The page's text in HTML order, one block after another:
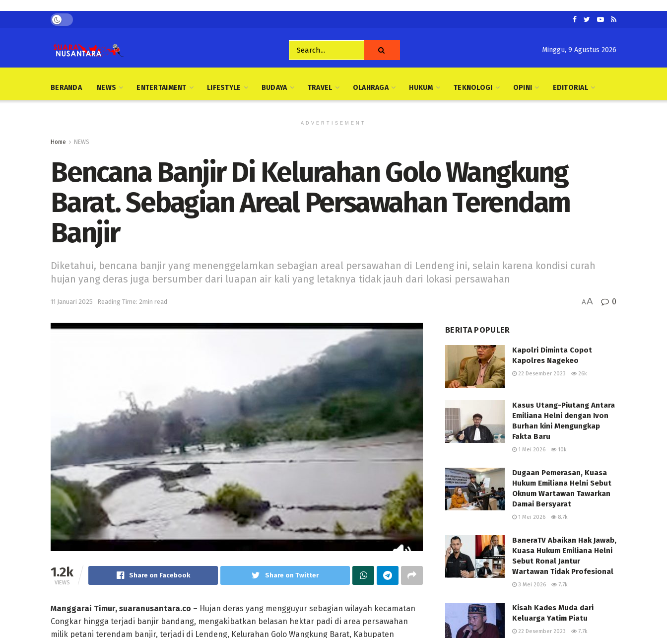
Minggu, 9 Agustus 2026
BERANDA NEWS ENTERTAIMENT LIFESTYLE BUDAYA TRAVEL OLAHRAGA HUKUM TEKNOLOGI OPINI EDITORIAL
ADVERTISEMENT
Home NEWS
Bencana Banjir Di Kelurahan Golo Wangkung
Barat. Sebagian Areal Persawahan Terendam
Banjir
Diketahui, bencana banjir yang menenggelamkan sebagian areal persawahan di Lendeng ini, selain karena kondisi curah
hujan yang deras juga bersumber dari luapan air kali yang letaknya tidak jauh dari lokasi persawahan
11 Januari 2025 Reading Time: 2min read AA 0
1.2k
VIEWS
Share on Facebook Share on Twitter
Manggarai Timur, suaranusantara.co – Hujan deras yang mengguyur sebagian wilayah kecamatan
Congkar hingga terjadi banjir bandang, mengakibatkan belasan hektar padi di area persawahan
milik petani terendam banjir, terjadi di Lendeng, Kelurahan Golo Wangkung Barat, Kabupaten
BERITA POPULER
Kapolri Diminta Copot
Kapolres Nagekeo
22 Desember 2023 26k
Kasus Utang-Piutang Antara
Emiliana Helni dengan Ivon
Burhan kini Mengungkap
Fakta Baru
1 Mei 2026 10k
Dugaan Pemerasan, Kuasa
Hukum Emiliana Helni Sebut
Oknum Wartawan Tawarkan
Damai Bersyarat
1 Mei 2026 8.7k
BaneraTV Abaikan Hak Jawab,
Kuasa Hukum Emiliana Helni
Sebut Ronal Jantur
Wartawan Tidak Profesional
3 Mei 2026 7.7k
Kisah Kades Muda dari
Keluarga Yatim Piatu
22 Desember 2023 7.7k